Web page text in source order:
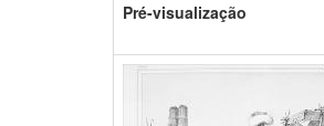
Pré-visualização